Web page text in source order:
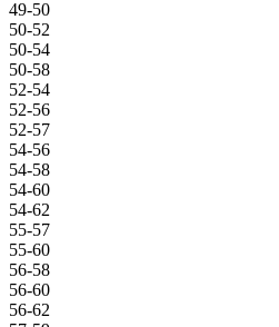
49-50
50-52
50-54
50-58
52-54
52-56
52-57
54-56
54-58
54-60
54-62
55-57
55-60
56-58
56-60
56-62